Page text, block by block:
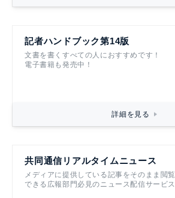
記者ハンドブック第14版
文書を書くすべての人におすすめです！
電子書籍も発売中！
詳細を見る
共同通信リアルタイムニュース
メディアに提供している記事をそのまま閲覧
できる広報部門必見のニュース配信サービス